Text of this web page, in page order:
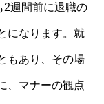
2週間前に退職の
になります。就
もあり、その場
、マナーの観点